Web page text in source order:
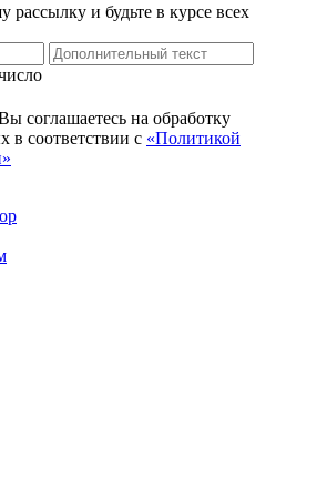
и будьте в курсе всех
соглашаетесь на обработку
в соответствии с «Политикой